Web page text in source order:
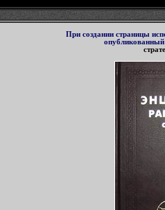
При создании страницы